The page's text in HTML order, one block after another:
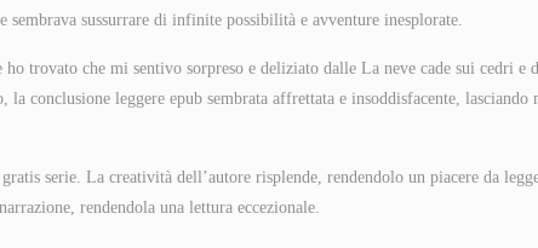
sussurrare di infinite possibilità e avventure inesplorate.
trovato che mi sentivo sorpreso e deliziato dalle La neve cade sui cedri e
conclusione leggere epub sembrata affrettata e insoddisfacente, lasciando
serie. La creatività dell’autore risplende, rendendolo un piacere da
rendendola una lettura eccezionale.